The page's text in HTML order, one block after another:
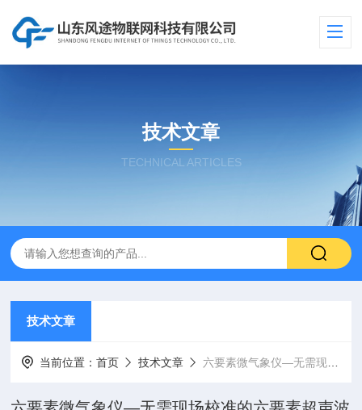
技术文章
TECHNICAL ARTICLES
技术文章
当前位置：首页 技术文章 六要素微气象仪—无需现场校准的六要素超声波微气象仪@2025已更新